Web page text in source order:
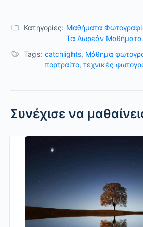
Κατηγορίες: Μαθήματα
Τα Δωρεάν Μαθήματα
Tags: catchlights, Μάθημα
πορτραίτο, τεχνικές
Συνέχισε να